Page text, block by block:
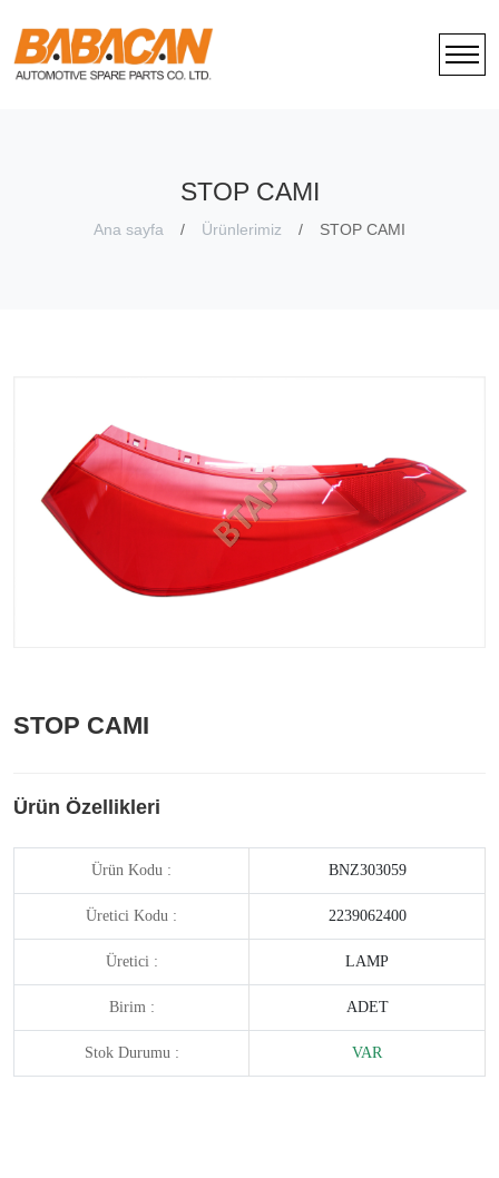
STOP CAMI
Ana sayfa Ürünlerimiz STOP CAMI
STOP CAMI
Ürün Özellikleri
Ürün Kodu : BNZ303059
Üretici Kodu : 2239062400
Üretici : LAMP
Birim : ADET
Stok Durumu : VAR